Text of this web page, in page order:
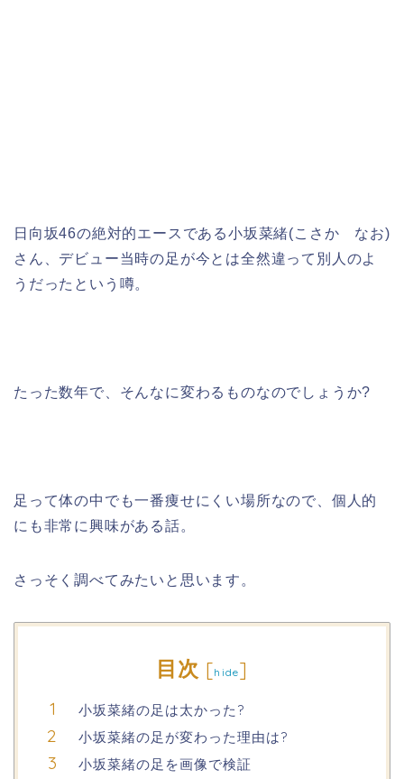
日向坂46の絶対的エースである小坂菜緒(こさか なお)
さん、デビュー当時の足が今とは全然違って別人のよ
うだったという噂。
たった数年で、そんなに変わるものなのでしょうか?
足って体の中でも一番痩せにくい場所なので、個人的
にも非常に興味がある話。
さっそく調べてみたいと思います。
目次 [hide]
小坂菜緒の足は太かった?
小坂菜緒の足が変わった理由は?
小坂菜緒の足を画像で検証